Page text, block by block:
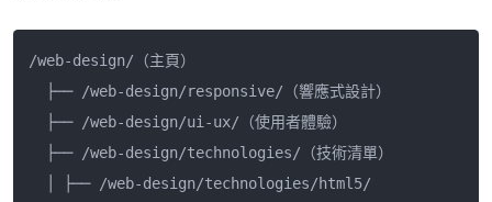
/web-design/（主頁）
├── /web-design/responsive/（響應式設計）
├── /web-design/ui-ux/（使用者體驗）
├── /web-design/technologies/（技術清單）
│ ├── /web-design/technologies/html5/